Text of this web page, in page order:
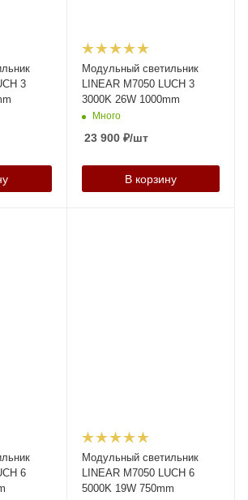
3
Модульный светильник
LINEAR M7050 LUCH 3
3000K 26W 1000mm
Много
23 900₽/шт
В корзину
6
Модульный светильник
LINEAR M7050 LUCH 6
5000K 19W 750mm